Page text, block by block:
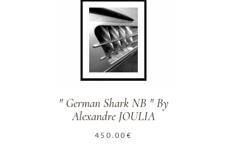
" German Shark NB " By
Alexandre JOULIA
450.00 €